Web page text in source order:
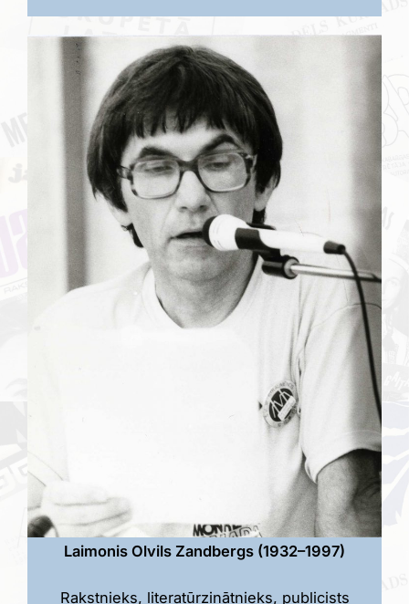
Laimonis Olvils Zandbergs (1932–1997)
Rakstnieks, literatūrzinātnieks, publicists